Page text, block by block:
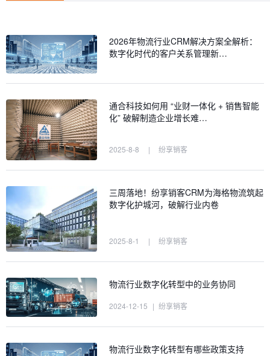
2026年物流行业CRM解决方案全解析：
数字化时代的客户关系管理新…
通合科技如何用 “业财一体化 + 销售智能
化” 破解制造企业增长难…
2025-8-8 | 纷享销客
三周落地！纷享销客CRM为海格物流筑起
数字化护城河，破解行业内卷
2025-8-1 | 纷享销客
物流行业数字化转型中的业务协同
2024-12-15 | 纷享销客
物流行业数字化转型有哪些政策支持